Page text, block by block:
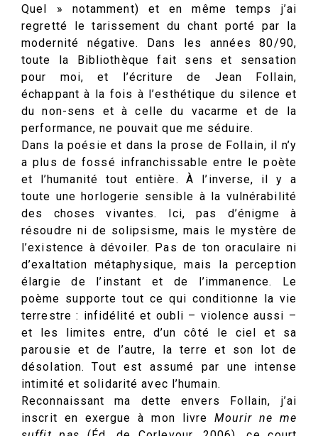
Quel » notamment) et en même temps j’ai
regretté le tarissement du chant porté par la
modernité négative. Dans les années 80/90,
toute la Bibliothèque fait sens et sensation
pour moi, et l’écriture de Jean Follain,
échappant à la fois à l’esthétique du silence et
du non-sens et à celle du vacarme et de la
performance, ne pouvait que me séduire.
Dans la poésie et dans la prose de Follain, il n’y
a plus de fossé infranchissable entre le poète
et l’humanité tout entière. À l’inverse, il y a
toute une horlogerie sensible à la vulnérabilité
des choses vivantes. Ici, pas d’énigme à
résoudre ni de solipsisme, mais le mystère de
l’existence à dévoiler. Pas de ton oraculaire ni
d’exaltation métaphysique, mais la perception
élargie de l’instant et de l’immanence. Le
poème supporte tout ce qui conditionne la vie
terrestre : infidélité et oubli – violence aussi –
et les limites entre, d’un côté le ciel et sa
parousie et de l’autre, la terre et son lot de
désolation. Tout est assumé par une intense
intimité et solidarité avec l’humain.
Reconnaissant ma dette envers Follain, j’ai
inscrit en exergue à mon livreMourir ne me